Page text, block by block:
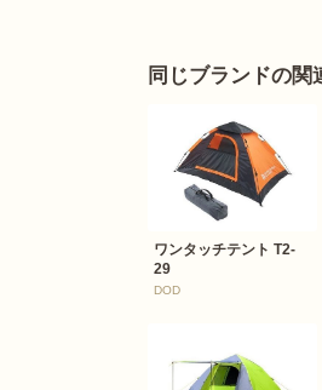
同じブランドの関
ワンタッチテント T2-
29
DOD